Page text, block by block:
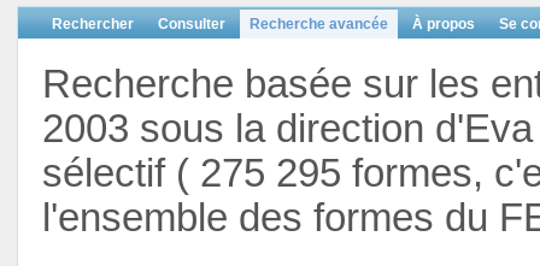
Rechercher Consulter Recherche avancée À propos Se
Recherche basée sur les
2003 sous la direction
sélectif ( 275 295 formes,
l'ensemble des formes du